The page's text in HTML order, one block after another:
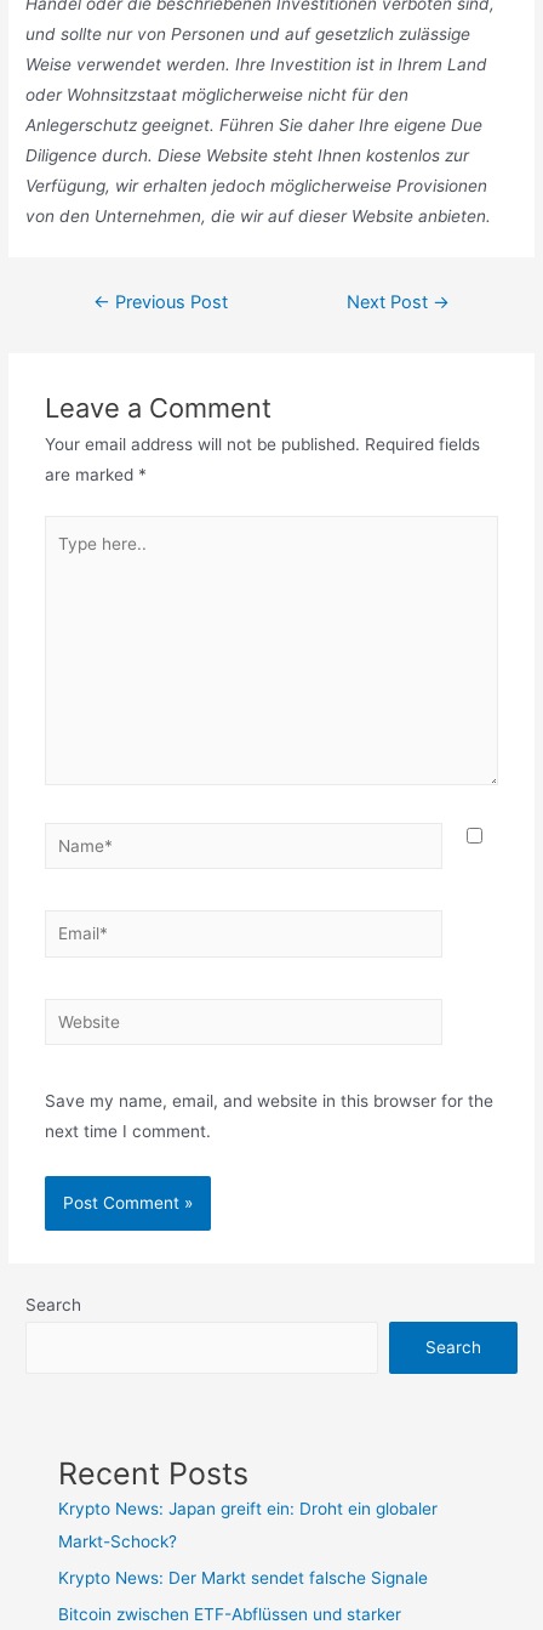
Handel oder die beschriebenen Investitionen verboten sind,
und sollte nur von Personen und auf gesetzlich zulässige
Weise verwendet werden. Ihre Investition ist in Ihrem Land
oder Wohnsitzstaat möglicherweise nicht für den
Anlegerschutz geeignet. Führen Sie daher Ihre eigene Due
Diligence durch. Diese Website steht Ihnen kostenlos zur
Verfügung, wir erhalten jedoch möglicherweise Provisionen
von den Unternehmen, die wir auf dieser Website anbieten.
Post← Previous Post Next Post →
Leave a Comment
Your email address will not be published. Required fields
are marked *
here..
Name*
Email*
Website
Save my name, email, and website in this browser for the
next time I comment.
Search
Search
Recent Posts
Krypto News: Japan greift ein: Droht ein globaler
Markt-Schock?
Krypto News: Der Markt sendet falsche Signale
Bitcoin zwischen ETF-Abflüssen und starker